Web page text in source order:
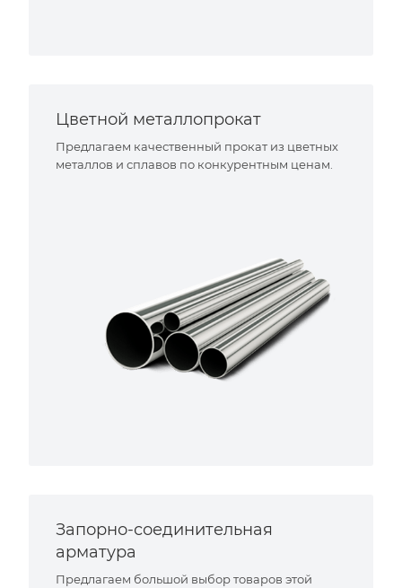
Цветной металлопрокат
Предлагаем качественный прокат из цветных
металлов и сплавов по конкурентным ценам.
Запорно-соединительная
арматура
Предлагаем большой выбор товаров этой